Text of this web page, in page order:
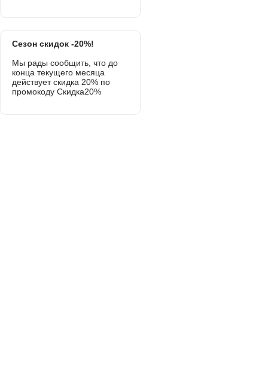
Сезон скидок -20%!
Мы рады сообщить, что до
конца текущего месяца
действует скидка 20% по
промокоду Скидка20%